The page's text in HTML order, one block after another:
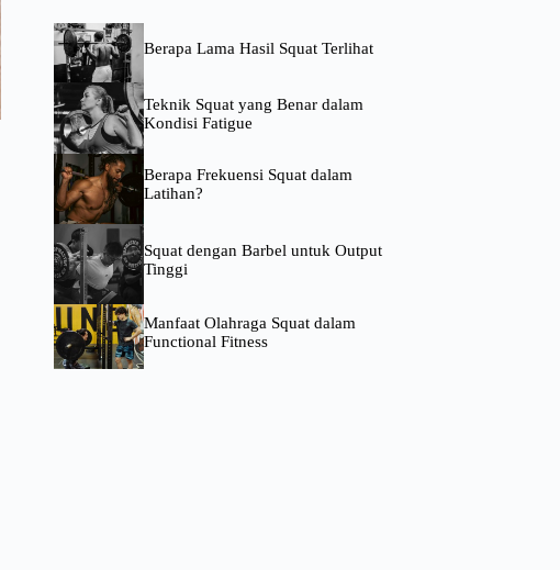
Berapa Lama Hasil Squat Terlihat
Teknik Squat yang Benar dalam
Kondisi Fatigue
Berapa Frekuensi Squat dalam
Latihan?
Squat dengan Barbel untuk Output
Tinggi
Manfaat Olahraga Squat dalam
Functional Fitness